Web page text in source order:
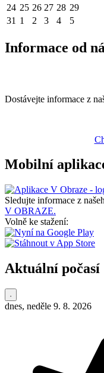
24 25 26 27 28 29
31 1 2 3 4 5
Informace od
Dostávejte informace z
Mobilní
Sledujte informace z
V OBRAZE.
Volně ke stažení:
Aktuální počasí
dnes, neděle 9. 8. 2026